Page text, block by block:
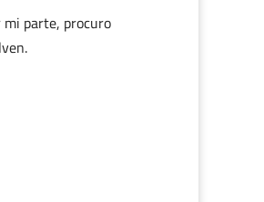
mi parte, procuro